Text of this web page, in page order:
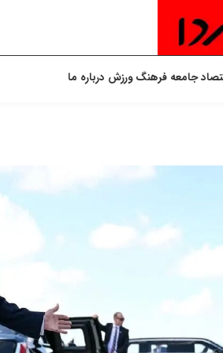
جامعه فرهنگورزش درباره ما